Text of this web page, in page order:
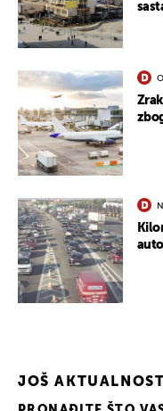
JOŠ AKTUALNOSTI